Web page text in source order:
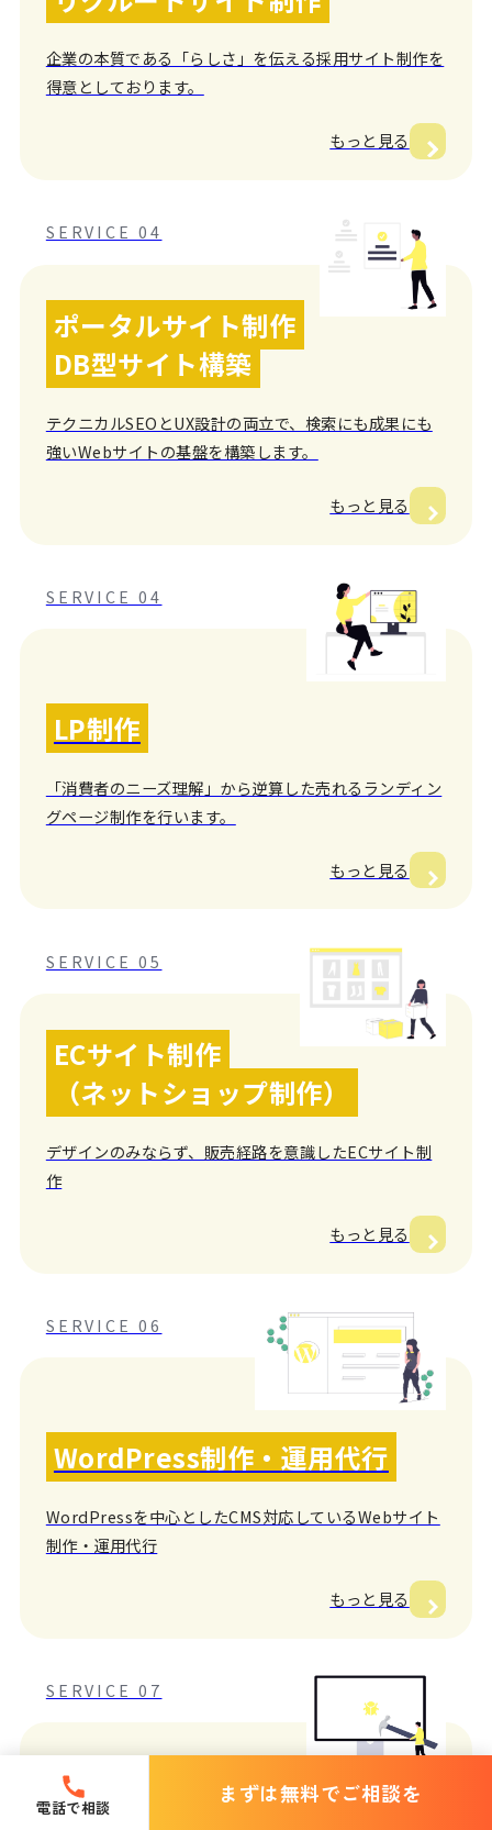
企業の本質である「らしさ」を伝える採用サイト制作を
得意としております。
もっと見る
SERVICE 04
ポータルサイト制作
DB型サイト構築
テクニカルSEOとUX設計の両立で、検索にも成果にも
強いWebサイトの基盤を構築します。
もっと見る
SERVICE 04
LP制作
「消費者のニーズ理解」から逆算した売れるランディン
グページ制作を行います。
もっと見る
SERVICE 05
ECサイト制作
（ネットショップ制作）
デザインのみならず、販売経路を意識したECサイト制
作
もっと見る
SERVICE 06
WordPress制作・運用代行
WordPressを中心としたCMS対応しているWebサイト
制作・運用代行
もっと見る
SERVICE 07
ホームページリニューアル
電話で相談
まずは無料でご相談を